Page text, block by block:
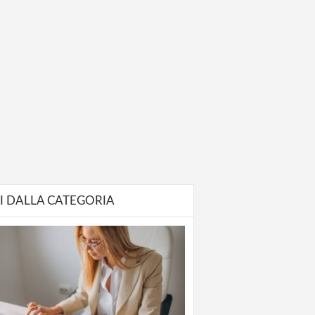
DALLA CATEGORIA